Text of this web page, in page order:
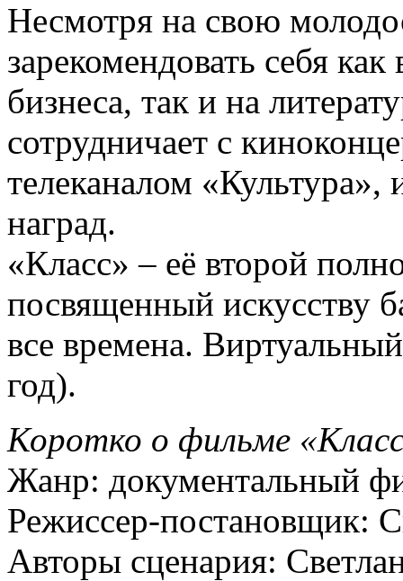
Несмотря на свою
зарекомендовать себя
бизнеса, так и на
сотрудничает с
телеканалом
наград.
«Класс» – её второй
посвященный искусству
все времена.
год).
Коротко о фильме
Жанр: документальный
Режиссер-постановщик:
Авторы сценария: